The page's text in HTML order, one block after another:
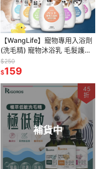
【WangLife】寵物專用入浴劑
(洗毛精) 寵物沐浴乳 毛髮護理
洗毛精 貓狗用 寵物美容
$250
$159
補貨中
45
折